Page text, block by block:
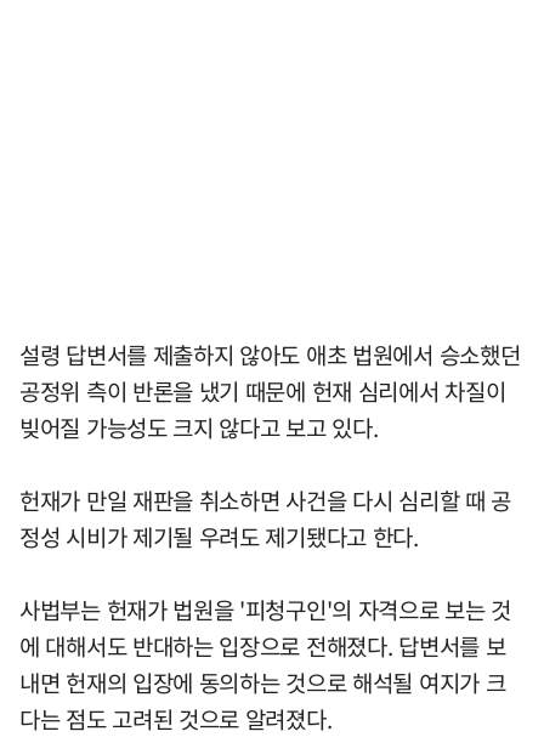
설령 답변서를 제출하지 않아도 애초 법원에서 승소했던
공정위 측이 반론을 냈기 때문에 헌재 심리에서 차질이
빚어질 가능성도 크지 않다고 보고 있다.
헌재가 만일 재판을 취소하면 사건을 다시 심리할 때 공
정성 시비가 제기될 우려도 제기됐다고 한다.
사법부는 헌재가 법원을 '피청구인'의 자격으로 보는 것
에 대해서도 반대하는 입장으로 전해졌다. 답변서를 보
내면 헌재의 입장에 동의하는 것으로 해석될 여지가 크
다는 점도 고려된 것으로 알려졌다.